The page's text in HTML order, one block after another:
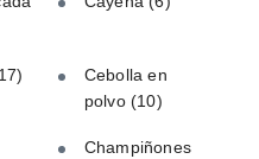
Cebolla en
polvo(10)
Champiñones